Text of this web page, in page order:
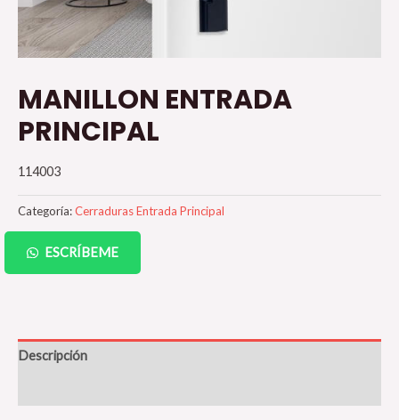
MANILLON ENTRADA
PRINCIPAL
114003
Categoría:Cerraduras Entrada Principal
ESCRÍBEME
Descripción